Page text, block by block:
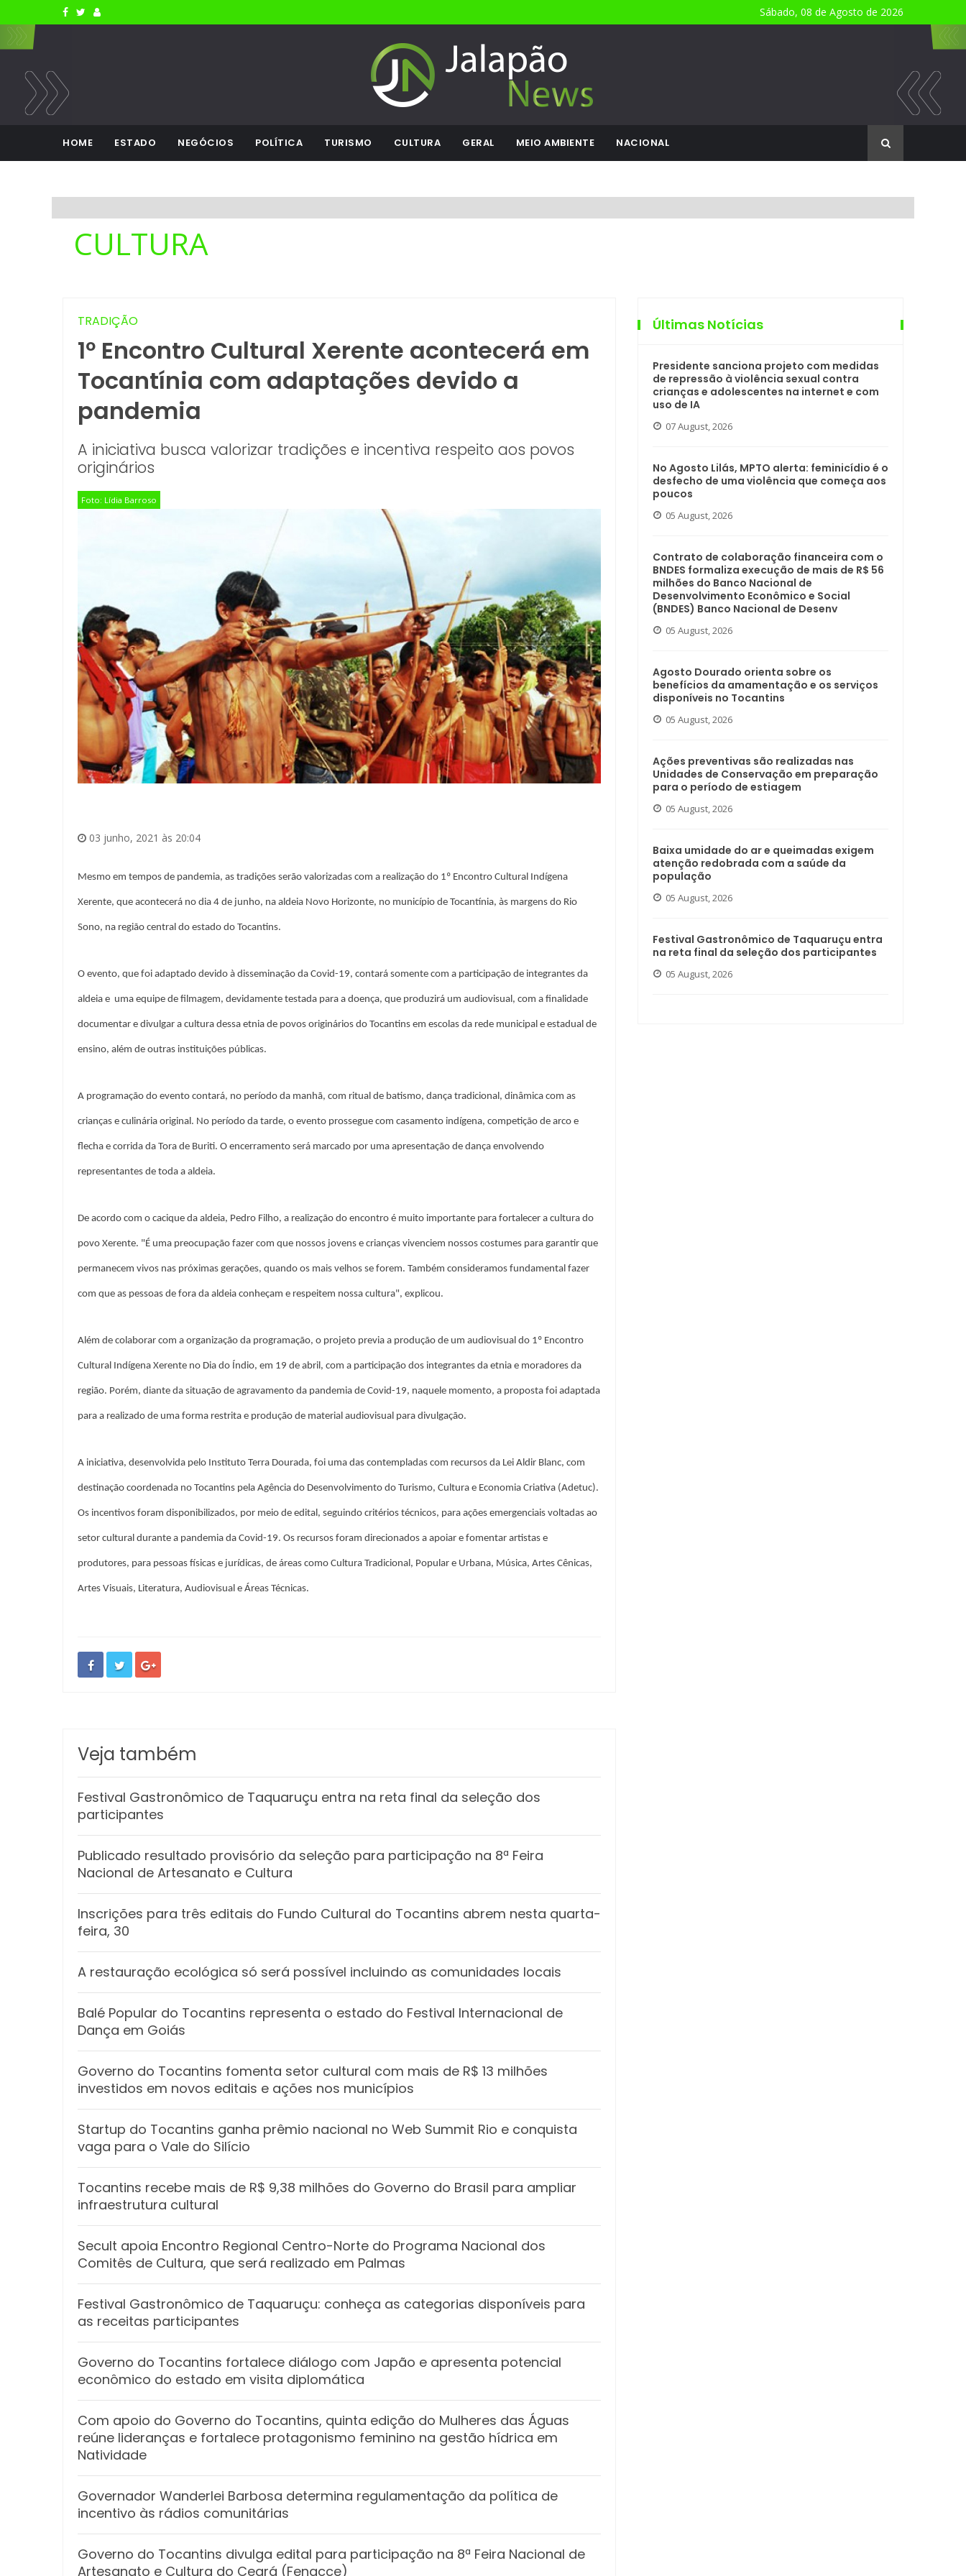
Sábado, 08 de Agosto de 2026
HOME ESTADO NEGÓCIOS POLÍTICA TURISMO CULTURA GERAL MEIO AMBIENTE NACIONAL
CULTURA
TRADIÇÃO
1º Encontro Cultural Xerente acontecerá em
Tocantínia com adaptações devido a
pandemia
A iniciativa busca valorizar tradições e incentiva respeito aos povos
originários
Foto: Lídia Barroso
03 junho, 2021 às 20:04
Mesmo em tempos de pandemia, as tradições serão valorizadas com a realização do 1º Encontro Cultural Indígena
Xerente, que acontecerá no dia 4 de junho, na aldeia Novo Horizonte, no município de Tocantínia, às margens do Rio
Sono, na região central do estado do Tocantins.
O evento, que foi adaptado devido à disseminação da Covid-19, contará somente com a participação de integrantes da
aldeia e uma equipe de filmagem, devidamente testada para a doença, que produzirá um audiovisual, com a finalidade
documentar e divulgar a cultura dessa etnia de povos originários do Tocantins em escolas da rede municipal e estadual de
ensino, além de outras instituições públicas.
A programação do evento contará, no período da manhã, com ritual de batismo, dança tradicional, dinâmica com as
crianças e culinária original. No período da tarde, o evento prossegue com casamento indígena, competição de arco e
flecha e corrida da Tora de Buriti. O encerramento será marcado por uma apresentação de dança envolvendo
representantes de toda a aldeia.
De acordo com o cacique da aldeia, Pedro Filho, a realização do encontro é muito importante para fortalecer a cultura do
povo Xerente. "É uma preocupação fazer com que nossos jovens e crianças vivenciem nossos costumes para garantir que
permanecem vivos nas próximas gerações, quando os mais velhos se forem. Também consideramos fundamental fazer
com que as pessoas de fora da aldeia conheçam e respeitem nossa cultura", explicou.
Além de colaborar com a organização da programação, o projeto previa a produção de um audiovisual do 1º Encontro
Cultural Indígena Xerente no Dia do Índio, em 19 de abril, com a participação dos integrantes da etnia e moradores da
região. Porém, diante da situação de agravamento da pandemia de Covid-19, naquele momento, a proposta foi adaptada
para a realizado de uma forma restrita e produção de material audiovisual para divulgação.
A iniciativa, desenvolvida pelo Instituto Terra Dourada, foi uma das contempladas com recursos da Lei Aldir Blanc, com
destinação coordenada no Tocantins pela Agência do Desenvolvimento do Turismo, Cultura e Economia Criativa (Adetuc).
Os incentivos foram disponibilizados, por meio de edital, seguindo critérios técnicos, para ações emergenciais voltadas ao
setor cultural durante a pandemia da Covid-19. Os recursos foram direcionados a apoiar e fomentar artistas e
produtores, para pessoas físicas e jurídicas, de áreas como Cultura Tradicional, Popular e Urbana, Música, Artes Cênicas,
Artes Visuais, Literatura, Audiovisual e Áreas Técnicas.
Veja também
Festival Gastronômico de Taquaruçu entra na reta final da seleção dos
participantes
Publicado resultado provisório da seleção para participação na 8ª Feira
Nacional de Artesanato e Cultura
Inscrições para três editais do Fundo Cultural do Tocantins abrem nesta quarta-
feira, 30
A restauração ecológica só será possível incluindo as comunidades locais
Balé Popular do Tocantins representa o estado do Festival Internacional de
Dança em Goiás
Governo do Tocantins fomenta setor cultural com mais de R$ 13 milhões
investidos em novos editais e ações nos municípios
Startup do Tocantins ganha prêmio nacional no Web Summit Rio e conquista
vaga para o Vale do Silício
Tocantins recebe mais de R$ 9,38 milhões do Governo do Brasil para ampliar
infraestrutura cultural
Secult apoia Encontro Regional Centro-Norte do Programa Nacional dos
Comitês de Cultura, que será realizado em Palmas
Festival Gastronômico de Taquaruçu: conheça as categorias disponíveis para
as receitas participantes
Governo do Tocantins fortalece diálogo com Japão e apresenta potencial
econômico do estado em visita diplomática
Com apoio do Governo do Tocantins, quinta edição do Mulheres das Águas
reúne lideranças e fortalece protagonismo feminino na gestão hídrica em
Natividade
Governador Wanderlei Barbosa determina regulamentação da política de
incentivo às rádios comunitárias
Governo do Tocantins divulga edital para participação na 8ª Feira Nacional de
Artesanato e Cultura do Ceará (Fenacce)
Últimas Notícias
Presidente sanciona projeto com medidas
de repressão à violência sexual contra
crianças e adolescentes na internet e com
uso de IA
07 August, 2026
No Agosto Lilás, MPTO alerta: feminicídio é o
desfecho de uma violência que começa aos
poucos
05 August, 2026
Contrato de colaboração financeira com o
BNDES formaliza execução de mais de R$ 56
milhões do Banco Nacional de
Desenvolvimento Econômico e Social
(BNDES) Banco Nacional de Desenv
05 August, 2026
Agosto Dourado orienta sobre os
benefícios da amamentação e os serviços
disponíveis no Tocantins
05 August, 2026
Ações preventivas são realizadas nas
Unidades de Conservação em preparação
para o período de estiagem
05 August, 2026
Baixa umidade do ar e queimadas exigem
atenção redobrada com a saúde da
população
05 August, 2026
Festival Gastronômico de Taquaruçu entra
na reta final da seleção dos participantes
05 August, 2026